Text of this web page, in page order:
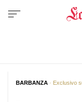
BARBANZA · Exclusivo